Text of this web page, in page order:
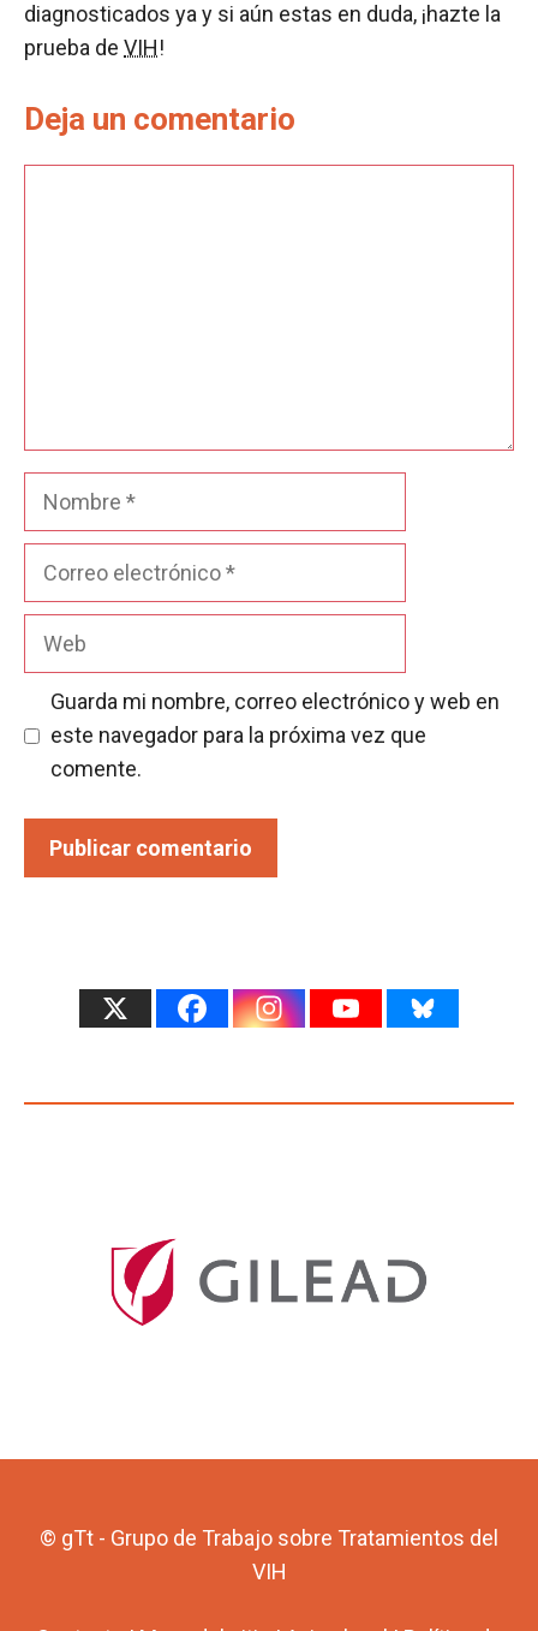
diagnosticados ya y si aún estas en duda, ¡hazte la
prueba de VIH!
Deja un comentario
Nombre
Guarda mi nombre, correo electrónico y web en
este navegador para la próxima vez que
comente.
© gTt - Grupo de Trabajo sobre Tratamientos del
VIH